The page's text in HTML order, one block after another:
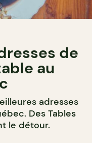
de
au
adresses
Des Tables
le détour.